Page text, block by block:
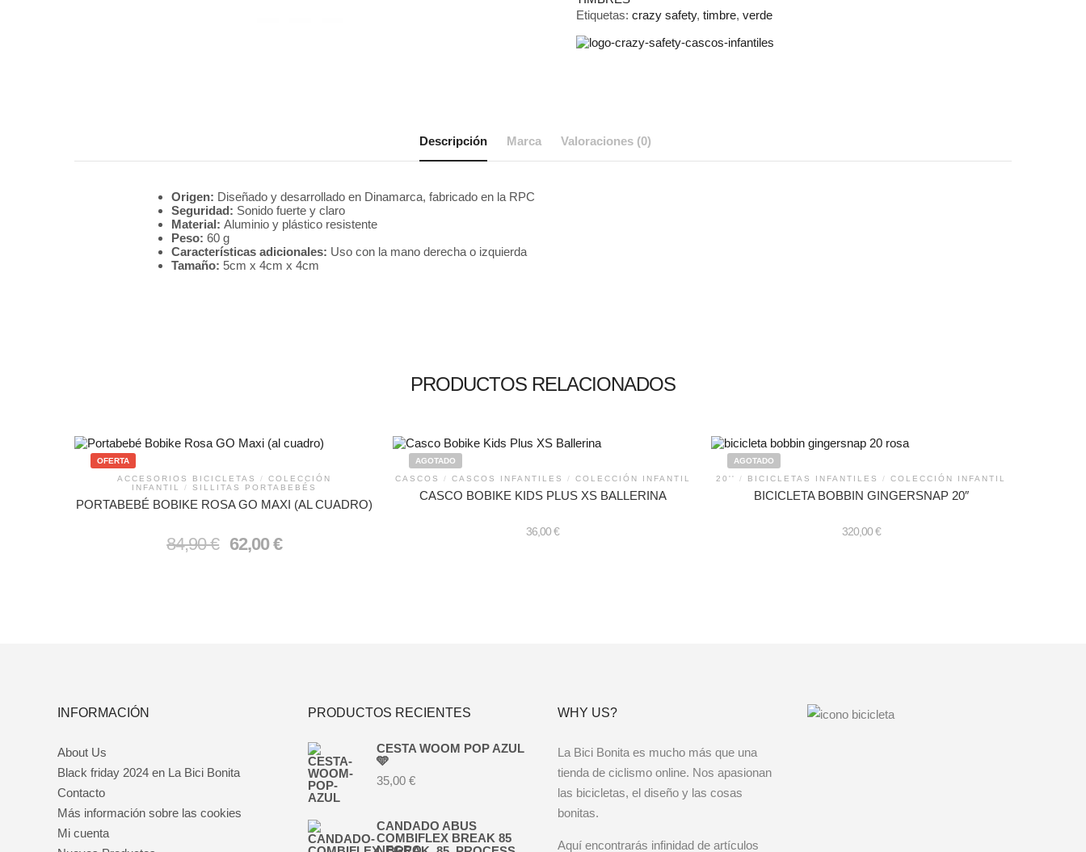
Etiquetas:crazy safety,timbre,verde
Descripción Marca Valoraciones (0)
Origen: Diseñado y desarrollado en Dinamarca, fabricado en la RPC
Seguridad: Sonido fuerte y claro
Material: Aluminio y plástico resistente
Peso: 60 g
Características adicionales: Uso con la mano derecha o izquierda
Tamaño: 5cm x 4cm x 4cm
PRODUCTOS RELACIONADOS
OFERTA
ACCESORIOS BICICLETAS
/
COLECCIÓN
INFANTIL
/ SILLITAS PORTABEBÉS
PORTABEBÉ BOBIKE ROSA GO MAXI (AL CUADRO)
84,90€
precio
62,00€El
precio
AGOTADO
CASCOS
/ CASCOS INFANTILES / COLECCIÓN INFANTIL
CASCO BOBIKE KIDS PLUS XS BALLERINA
36,00€
AGOTADO
20''
/ BICICLETAS INFANTILES / COLECCIÓN INFANTIL
BICICLETA BOBBIN GINGERSNAP 20″
320,00€
de
producto
INFORMACIÓN
About Us
Black friday 2024 en La Bici Bonita
Contacto
Más información sobre las cookies
Mi cuenta
PRODUCTOS RECIENTES
CESTA WOOM POP AZUL
🩵
35,00 €
CANDADO ABUS
COMBIFLEX BREAK 85
WHY US?
La Bici Bonita es mucho más que una
tienda de ciclismo online. Nos apasionan
las bicicletas, el diseño y las cosas
bonitas.
Aquí encontrarás infinidad de artículos